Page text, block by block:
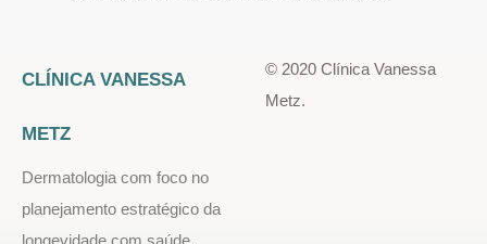
CLÍNICA VANESSA
METZ
Dermatologia com foco no
planejamento estratégico da
longevidade com saúde,
© 2020 Clínica Vanessa
Metz.